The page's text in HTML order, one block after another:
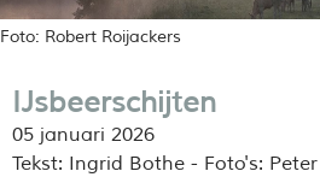
Foto: Robert Roijackers
IJsbeerschijten
05 januari 2026
Tekst: Ingrid Bothe - Foto's: